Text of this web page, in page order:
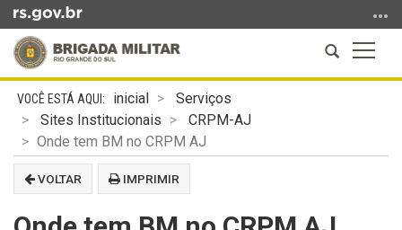
para
conteúdo
para
menu
a
Abrir
a
Início
conteúdo
inicial
Serviços
Sites Institucionais
CRPM-AJ
Onde tem BM no CRPM AJ
VOLTAR IMPRIMIR